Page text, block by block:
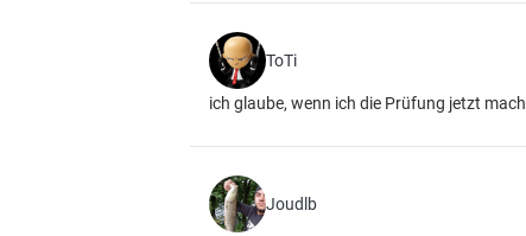
ToTi
ich glaube, wenn ich die Prüfung jetzt
Joudlb